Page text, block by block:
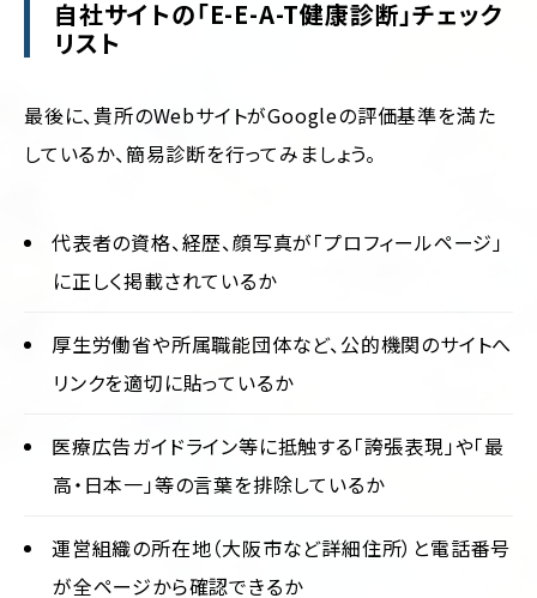
自社サイトの「E-E-A-T健康診断」チェック
リスト
最後に、貴所のWebサイトがGoogleの評価基準を満た
しているか、簡易診断を行ってみましょう。
代表者の資格、経歴、顔写真が「プロフィールページ」
に正しく掲載されているか
厚生労働省や所属職能団体など、公的機関のサイトへ
リンクを適切に貼っているか
医療広告ガイドライン等に抵触する「誇張表現」や「最
高・日本一」等の言葉を排除しているか
運営組織の所在地（大阪市など詳細住所）と電話番号
が全ページから確認できるか